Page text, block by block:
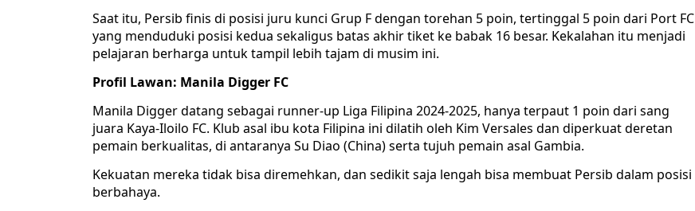
Saat itu, Persib finis di posisi juru kunci Grup F dengan torehan 5 poin, tertinggal 5 poin dari Port FC
yang menduduki posisi kedua sekaligus batas akhir tiket ke babak 16 besar. Kekalahan itu menjadi
pelajaran berharga untuk tampil lebih tajam di musim ini.
Profil Lawan: Manila Digger FC
Manila Digger datang sebagai runner-up Liga Filipina 2024-2025, hanya terpaut 1 poin dari sang
juara Kaya-Iloilo FC. Klub asal ibu kota Filipina ini dilatih oleh Kim Versales dan diperkuat deretan
pemain berkualitas, di antaranya Su Diao (China) serta tujuh pemain asal Gambia.
Kekuatan mereka tidak bisa diremehkan, dan sedikit saja lengah bisa membuat Persib dalam posisi
berbahaya.